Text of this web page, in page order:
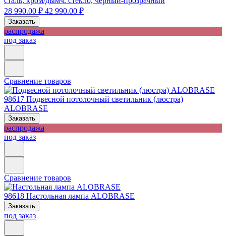
28 990.00 ₽ 42 990.00 ₽
Заказать
распродажа
под заказ
Сравнение товаров
98617 Подвесной потолочный светильник (люстра)
ALOBRASE
Заказать
распродажа
под заказ
Сравнение товаров
98618 Настольная лампа ALOBRASE
Заказать
под заказ